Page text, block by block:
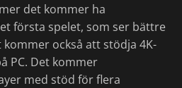
det kommer ha
första spelet, som ser bättre
också att stödja 4K-
PC. Det kommer
med stöd för flera